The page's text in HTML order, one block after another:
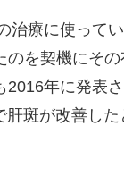
治療に使って
を契機にそ
年に発表
斑が改善し